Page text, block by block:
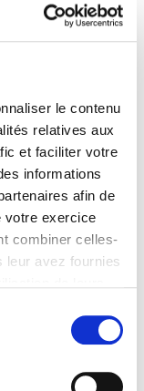
le contenu
relatives aux
et faciliter votre
informations
afin de
votre exercice
combiner celles-
leur avez fournies
traitement,